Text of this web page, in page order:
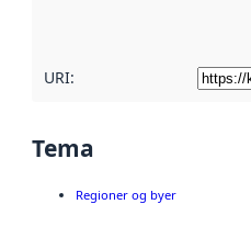
URI:
Tema
Regioner og byer